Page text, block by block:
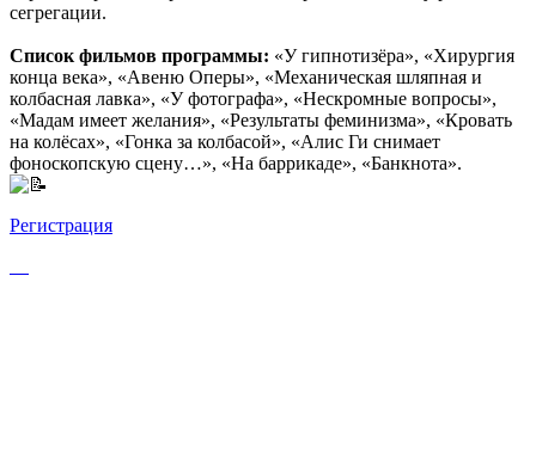
сегрегации.
Список фильмов программы: «У гипнотизёра», «Хирургия
конца века», «Авеню Оперы», «Механическая шляпная и
колбасная лавка», «У фотографа», «Нескромные вопросы»,
«Мадам имеет желания», «Результаты феминизма», «Кровать
на колёсах», «Гонка за колбасой», «Алис Ги снимает
фоноскопскую сцену…», «На баррикаде», «Банкнота».
Регистрация